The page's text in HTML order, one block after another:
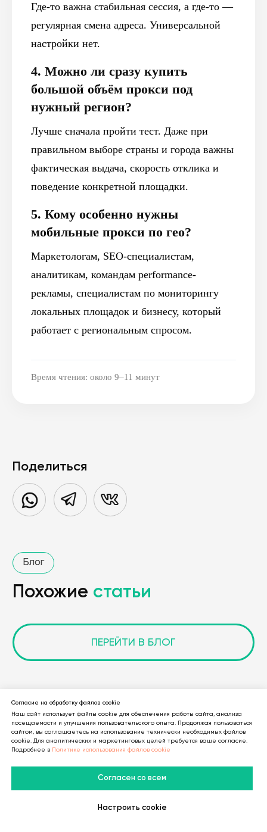
Где-то важна стабильная сессия, а где-то —
регулярная смена адреса. Универсальной
настройки нет.
4. Можно ли сразу купить
большой объём прокси под
нужный регион?
Лучше сначала пройти тест. Даже при
правильном выборе страны и города важны
фактическая выдача, скорость отклика и
поведение конкретной площадки.
5. Кому особенно нужны
мобильные прокси по гео?
Маркетологам, SEO-специалистам,
аналитикам, командам performance-
рекламы, специалистам по мониторингу
локальных площадок и бизнесу, который
работает с региональным спросом.
Время чтения: около 9–11 минут
Поделиться
Согласие на обработку файлов cookie
Наш сайт использует файлы cookie для обеспечения работы сайта, анализа
посещаемости и улучшения пользовательского опыта. Продолжая пользоваться
сайтом, вы соглашаетесь на использование технически необходимых файлов
cookie. Для аналитических и маркетинговых целей требуется ваше согласие.
Подробнее в Политике использования файлов cookie
Согласен со всем
Настроить cookie